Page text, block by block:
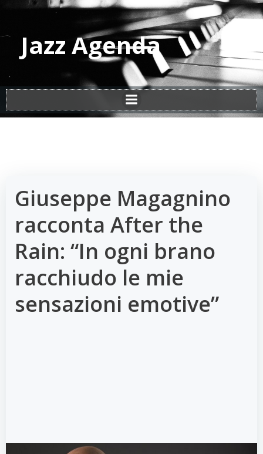
Vai
al
contenuto
Jazz Agenda
Giuseppe Magagnino
racconta After the
Rain: “In ogni brano
racchiudo le mie
sensazioni emotive”